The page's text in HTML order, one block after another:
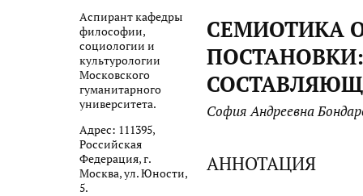
Aспирант кафедры
философии,
социологии и
культурологии
Московского
гуманитарного
университета.
Адрес: 111395,
Российская
Федерация, г.
Москва, ул. Юности,
5.
СЕМИОТИКА
София Андреевна
АННОТАЦИЯ